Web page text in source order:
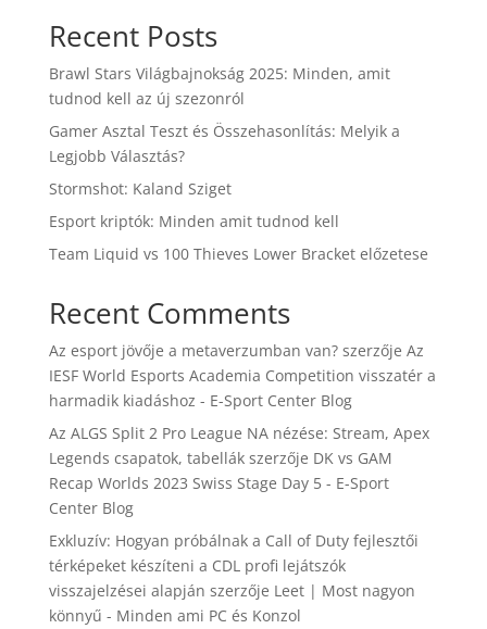
Recent Posts
Brawl Stars Világbajnokság 2025: Minden, amit
tudnod kell az új szezonról
Gamer Asztal Teszt és Összehasonlítás: Melyik a
Legjobb Választás?
Stormshot: Kaland Sziget
Esport kriptók: Minden amit tudnod kell
Team Liquid vs 100 Thieves Lower Bracket előzetese
Recent Comments
Az esport jövője a metaverzumban van?szerzője Az
IESF World Esports Academia Competition visszatér a
harmadik kiadáshoz - E-Sport Center Blog
Az ALGS Split 2 Pro League NA nézése: Stream, Apex
Legends csapatok, tabellákszerzője DK vs GAM
Recap Worlds 2023 Swiss Stage Day 5 - E-Sport
Center Blog
Exkluzív: Hogyan próbálnak a Call of Duty fejlesztői
térképeket készíteni a CDL profi lejátszók
visszajelzései alapján szerzője Leet | Most nagyon
könnyű - Minden ami PC és Konzol